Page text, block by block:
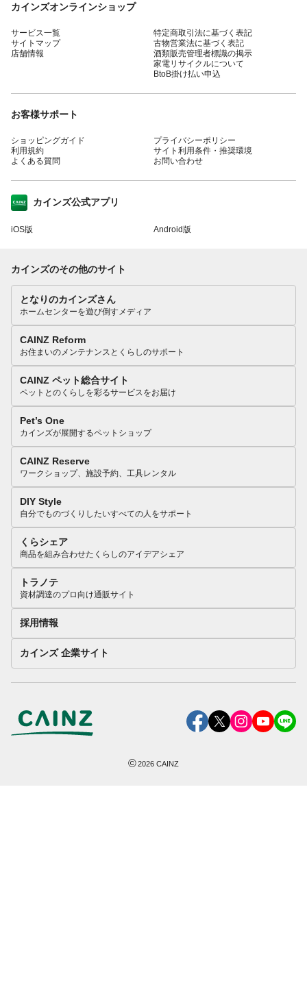
カインズオンラインショップ
サービス一覧
サイトマップ
店舗情報
特定商取引法に基づく表記
古物営業法に基づく表記
酒類販売管理者標識の掲示
家電リサイクルについて
BtoB掛け払い申込
お客様サポート
ショッピングガイド
利用規約
よくある質問
プライバシーポリシー
サイト利用条件・推奨環境
お問い合わせ
カインズ公式アプリ
iOS版 Android版
カインズのその他のサイト
となりのカインズさん
ホームセンターを遊び倒すメディア
CAINZ Reform
お住まいのメンテナンスとくらしのサポート
CAINZ ペット総合サイト
ペットとのくらしを彩るサービスをお届け
Pet’s One
カインズが展開するペットショップ
CAINZ Reserve
ワークショップ、施設予約、工具レンタル
DIY Style
自分でものづくりしたいすべての人をサポート
くらシェア
商品を組み合わせたくらしのアイデアシェア
トラノテ
資材調達のプロ向け通販サイト
採用情報
カインズ 企業サイト
©2026 CAINZ